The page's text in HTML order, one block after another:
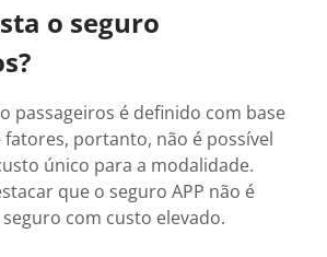
o seguro
passageiros é definido com base
fatores, portanto, não é possível
único para a modalidade.
que o seguro APP não é
com custo elevado.